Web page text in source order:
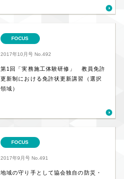
FOCUS
2017年10月号No.492
第1回「実務施工体験研修」 教員免許
更新制における免許状更新講習（選択
領域）
FOCUS
2017年9月号No.491
地域の守り手として協会独自の防災・